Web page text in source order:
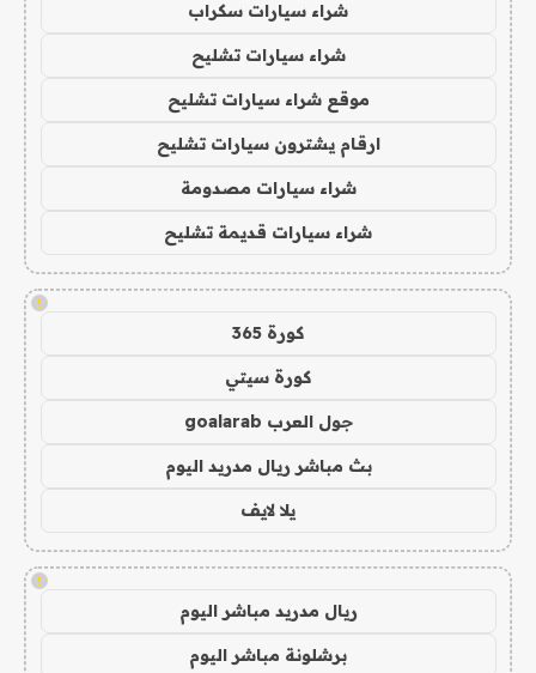
شراء سيارات سكراب
شراء سيارات تشليح
موقع شراء سيارات تشليح
ارقام يشترون سيارات تشليح
شراء سيارات مصدومة
شراء سيارات قديمة تشليح
!
كورة 365
كورة سيتي
جول العرب goalarab
بث مباشر ريال مدريد اليوم
يلا لايف
!
ريال مدريد مباشر اليوم
برشلونة مباشر اليوم